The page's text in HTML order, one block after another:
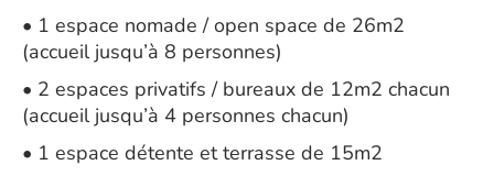
• 1 espace nomade / open space de 26m2
(accueil jusqu’à 8 personnes)
• 2 espaces privatifs / bureaux de 12m2 chacun
(accueil jusqu’à 4 personnes chacun)
• 1 espace détente et terrasse de 15m2